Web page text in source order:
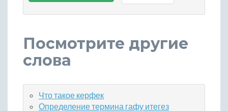
Посмотрите другие
слова
Что такое керфек
Определение термина гафу итегез